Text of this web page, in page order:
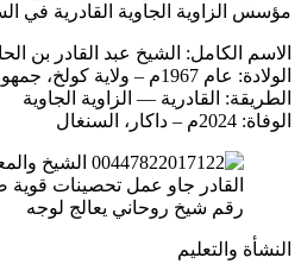
مؤسس الزاوية الجاوية القادرية في
الاسم الكامل: الشيخ عبد القادر بن
الولادة: عام 1967م – ولاية كولخ، جمهورية السنغال
الطريقة: القادرية — الزاوية الجاوية
الوفاة: 2024م – داكار، السنغال
رقم شيخ روحاني يعالج لوجه
النشأة والتعليم